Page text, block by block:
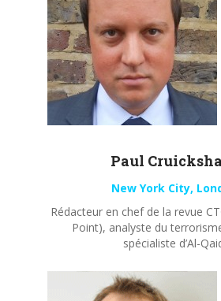
Paul
New York City,
Rédacteur en chef de la revue
Point), analyste du
spécialiste d’Al-